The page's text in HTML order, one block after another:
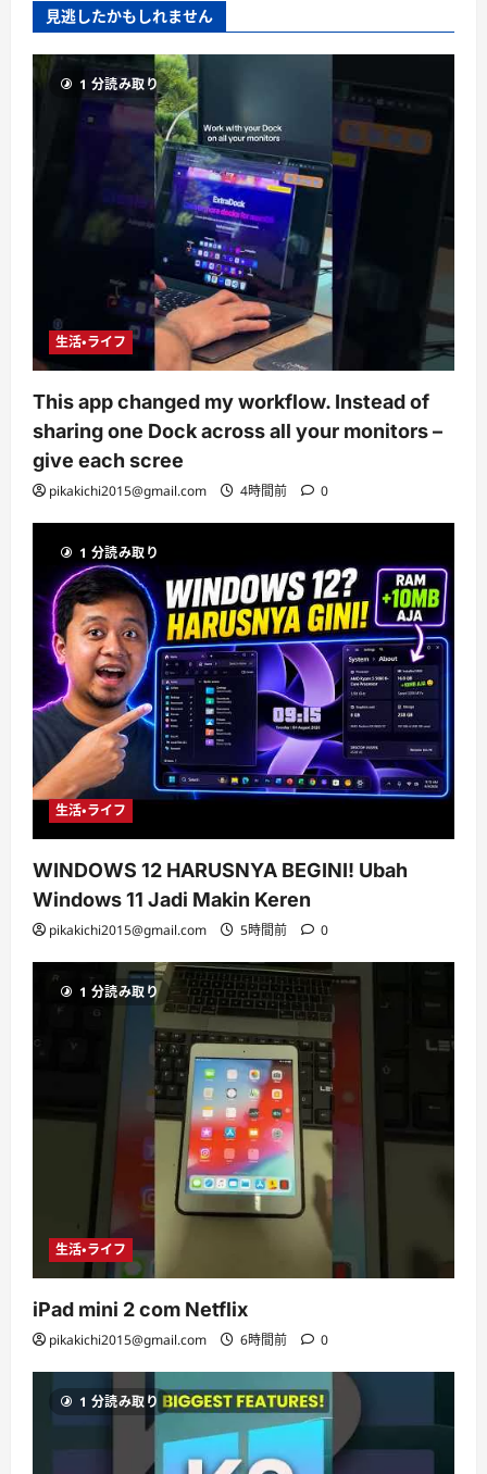
見逃したかもしれません
1 分読み取り
生活・ライフ
This app changed my workflow. Instead of
sharing one Dock across all your monitors –
give each scree
pikakichi2015@gmail.com 4時間前 0
1 分読み取り
生活・ライフ
WINDOWS 12 HARUSNYA BEGINI! Ubah
Windows 11 Jadi Makin Keren
pikakichi2015@gmail.com 5時間前 0
1 分読み取り
生活・ライフ
iPad mini 2 com Netflix
pikakichi2015@gmail.com 6時間前 0
1 分読み取り